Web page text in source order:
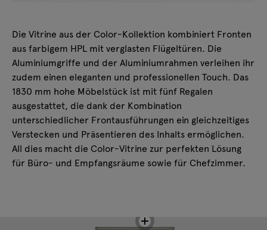
Die Vitrine aus der Color-Kollektion kombiniert Fronten
aus farbigem HPL mit verglasten Flügeltüren. Die
Aluminiumgriffe und der Aluminiumrahmen verleihen ihr
zudem einen eleganten und professionellen Touch. Das
1830 mm hohe Möbelstück ist mit fünf Regalen
ausgestattet, die dank der Kombination
unterschiedlicher Frontausführungen ein gleichzeitiges
Verstecken und Präsentieren des Inhalts ermöglichen.
All dies macht die Color-Vitrine zur perfekten Lösung
für Büro- und Empfangsräume sowie für Chefzimmer.